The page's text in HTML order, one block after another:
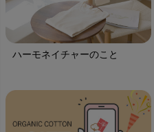
ハーモネイチャーのこと